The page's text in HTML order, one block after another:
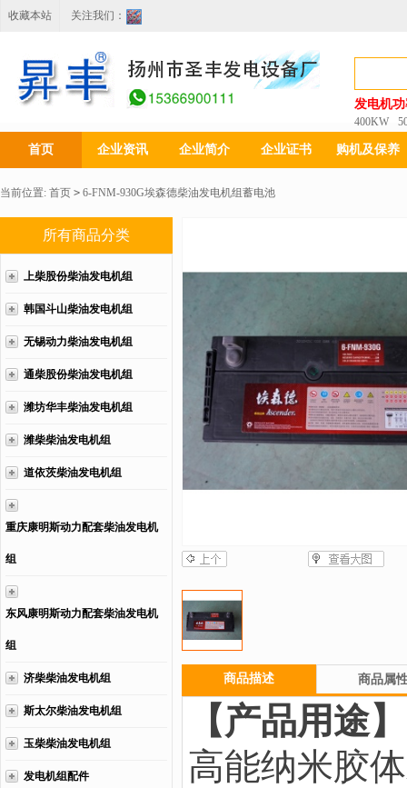
收藏本站 关注我们：
发电机
400KW
首页 企业资讯 企业简介 企业证书 购机及保养
当前位置: 首页 > 6-FNM-930G埃森德柴油发电机组蓄电池
所有商品分类
上柴股份柴油发电机组
韩国斗山柴油发电机组
无锡动力柴油发电机组
通柴股份柴油发电机组
潍坊华丰柴油发电机组
潍柴柴油发电机组
道依茨柴油发电机组
重庆康明斯动力配套柴油发电机
组
东风康明斯动力配套柴油发电机
组
济柴柴油发电机组
斯太尔柴油发电机组
玉柴柴油发电机组
发电机组配件
商品描述 商品属
【产品用途】
高能纳米胶